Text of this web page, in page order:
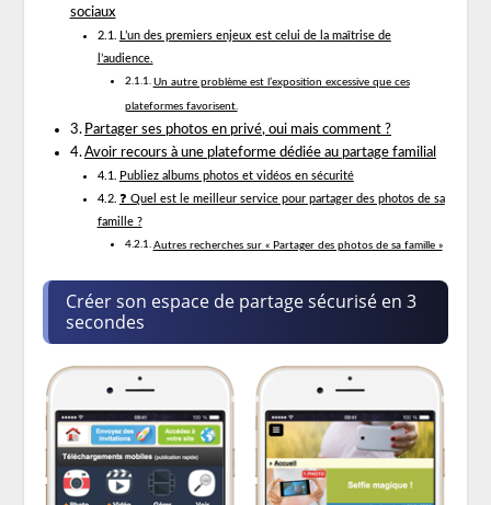
sociaux
L’un des premiers enjeux est celui de la maîtrise de
l’audience.
Un autre problème est l’exposition excessive que ces
plateformes favorisent.
Partager ses photos en privé, oui mais comment ?
Avoir recours à une plateforme dédiée au partage familial
Publiez albums photos et vidéos en sécurité
❓ Quel est le meilleur service pour partager des photos de sa
famille ?
Autres recherches sur « Partager des photos de sa famille »
Créer son espace de partage sécurisé en 3
secondes